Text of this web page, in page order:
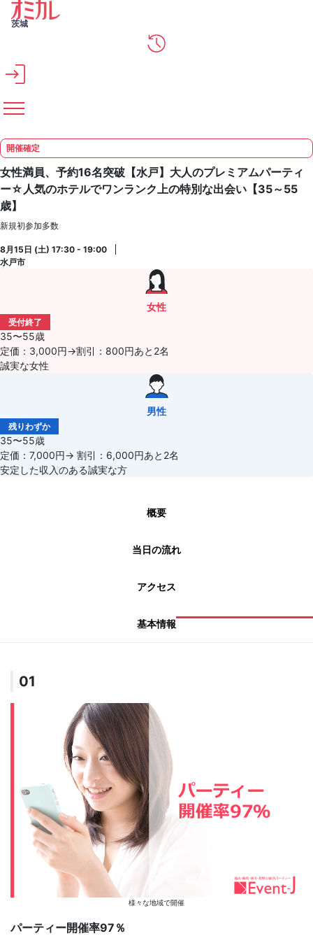
メインコンテンツへスキップ
茨城
開催確定
女性満員、予約16名突破【水戸】大人のプレミアムパーティ
ー☆人気のホテルでワンランク上の特別な出会い【35～55
歳】
新規初参加多数
8月15日 (土) 17:30 - 19:00
水戸市
女性
受付終了
35〜55歳
定価：3,000円→割引：800円あと2名
誠実な女性
男性
残りわずか
35〜55歳
定価：7,000円→ 割引：6,000円あと2名
安定した収入のある誠実な方
概要
当日の流れ
アクセス
基本情報
01
様々な地域で開催
パーティー開催率97％